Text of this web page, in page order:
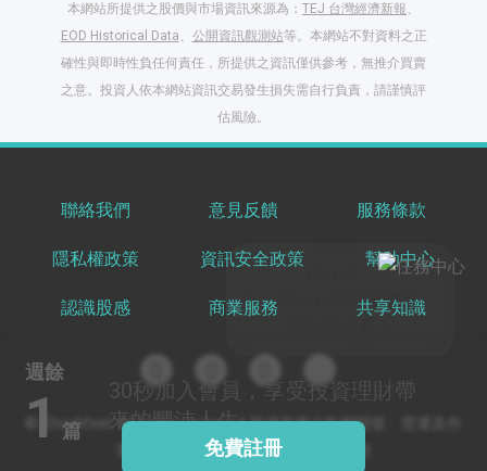
週餘
1 篇
30秒加入會員，享受投資理財帶
來的豐沛人生
免費註冊
本網站所提供之股價與市場資訊來源為： TEJ 台灣經濟新報、
EOD Historical Data、 公開資訊觀測站等。本網站不對資料之正
確性與即時性負任何責任，所提供之資訊僅供參考，無推介買賣
之意。投資人依本網站資訊交易發生損失需自行負責，請謹慎評
估風險。
聯絡我們 意見反饋 服務條款
隱私權政策 資訊安全政策 幫助中心
認識股感 商業服務 共享知識
© Stockfeel. All rights reserved 股感服務之軟體開發、營運及作
業環境通過 ISO/IEC 27001:2022 驗證
出國就缺這咖？股